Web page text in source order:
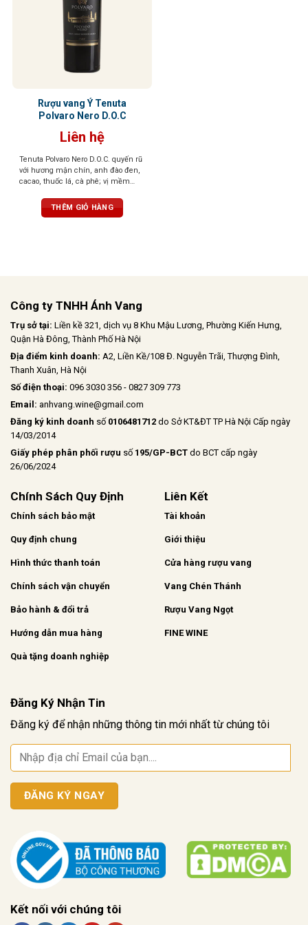
Rượu vang Ý Tenuta
Polvaro Nero D.O.C
Liên hệ
Tenuta Polvaro Nero D.O.C. quyến rũ
với hương mận chín, anh đào đen,
cacao, thuốc lá, cà phê; vị mềm
tượng khó quênTHÊM GIỎ HÀNG
Công ty TNHH Ánh Vang
Trụ sở tại: Liền kề 321, dịch vụ 8 Khu Mậu Lương, Phường Kiến Hưng,
Quận Hà Đông, Thành Phố Hà Nội
Địa điểm kinh doanh: A2, Liền Kề/108 Đ. Nguyễn Trãi, Thượng Đình,
Thanh Xuân, Hà Nội
Số điện thoại: 096 3030 356 - 0827 309 773
Email: anhvang.wine@gmail.com
Đăng ký kinh doanh số 0106481712 do Sở KT&ĐT TP Hà Nội Cấp ngày
14/03/2014
Giấy phép phân phối rượu số 195/GP-BCT do BCT cấp ngày
26/06/2024
Chính Sách Quy Định
Chính sách bảo mật
Quy định chung
Hình thức thanh toán
Chính sách vận chuyển
Bảo hành & đổi trả
Hướng dẫn mua hàng
Quà tặng doanh nghiệp
Liên Kết
Tài khoản
Giới thiệu
Cửa hàng rượu vang
Vang Chén Thánh
Rượu Vang Ngọt
FINE WINE
Đăng Ký Nhận Tin
Đăng ký để nhận những thông tin mới nhất từ chúng tôi
Kết nối với chúng tôi